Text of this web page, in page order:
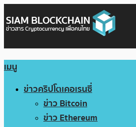
เมนู
ข่าวคริปโตเคอเรนซี่
ข่าว Bitcoin
ข่าว Ethereum